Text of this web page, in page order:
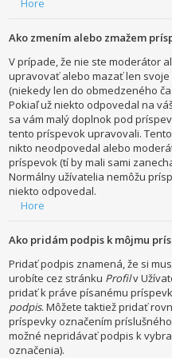
Hore
Ako zmením alebo zmažem
V prípade, že nie ste moderátor
upravovať alebo mazať len
(niekedy len do obmedzeného
Pokiaľ už niekto odpovedal na
sa vám malý doplnok pod
tento príspevok upravovali.
nikto neodpovedal alebo
príspevok (tí by mali sami
Normálny užívatelia nemôžu
niekto odpovedal.
Hore
Ako pridám podpis k môjmu
Pridať podpis znamená, že si
urobíte cez stránku Profilv
pridať k práve písanému
podpis. Môžete taktiež pridať
príspevky označením
možné nepridávať podpis k
označenia).